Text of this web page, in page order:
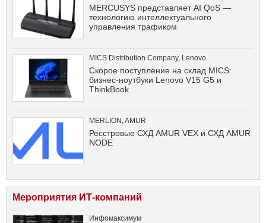
MERCUSYS представляет AI QoS —
технологию интеллектуального
управления трафиком
MICS Distribution Company, Lenovo
Скорое поступление на склад MICS:
бизнес-ноутбуки Lenovo V15 G5 и
ThinkBook
MERLION AMUR
Ресстровые СХД AMUR VEX и СХД AMUR
NODE
Мероприятия ИТ-компаний
Инфомаксимум